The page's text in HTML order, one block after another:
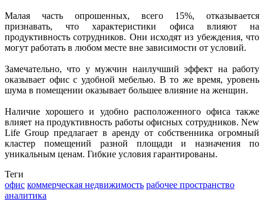
Малая часть опрошенных, всего 15%, отказывается
признавать, что характеристики офиса влияют на
продуктивность сотрудников. Они исходят из убеждения, что
могут работать в любом месте вне зависимости от условий.
Замечательно, что у мужчин наилучший эффект на работу
оказывает офис с удобной мебелью. В то же время, уровень
шума в помещении оказывает большее влияние на женщин.
Наличие хорошего и удобно расположенного офиса также
влияет на продуктивность работы офисных сотрудников. New
Life Group предлагает в аренду от собственника огромный
кластер помещений разной площади и назначения по
уникальным ценам. Гибкие условия гарантированы.
Теги
офис коммерческая недвижимость рабочее пространство
аналитика